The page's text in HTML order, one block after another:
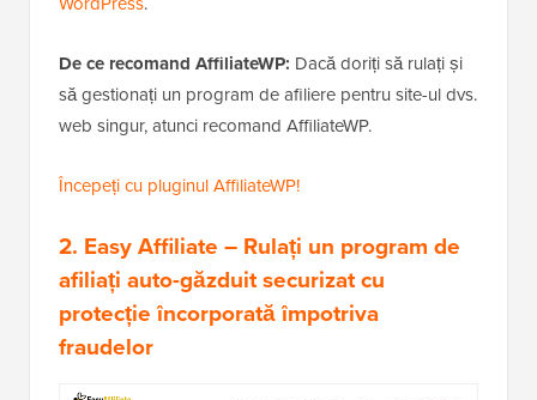
De ce recomand AffiliateWP: Dacă doriți să rulați și
să gestionați un program de afiliere pentru site-ul dvs.
web singur, atunci recomand AffiliateWP.
Începeți cu pluginul AffiliateWP!
2. Easy Affiliate – Rulați un program de
afiliați auto-găzduit securizat cu
protecție încorporată împotriva
fraudelor